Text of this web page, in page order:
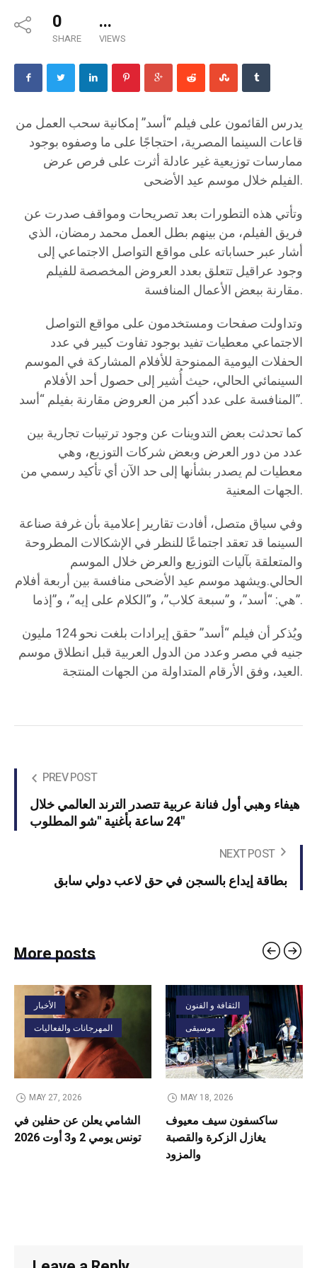
0
SHARE
...
VIEWS
يدرس القائمون على فيلم “أسد” إمكانية سحب العمل من
قاعات السينما المصرية، احتجاجًا على ما وصفوه بوجود
ممارسات توزيعية غير عادلة أثرت على فرص عرض
الفيلم خلال موسم عيد الأضحى.
وتأتي هذه التطورات بعد تصريحات ومواقف صدرت عن
فريق الفيلم، من بينهم بطل العمل محمد رمضان، الذي
أشار عبر حساباته على مواقع التواصل الاجتماعي إلى
وجود عراقيل تتعلق بعدد العروض المخصصة للفيلم
مقارنة ببعض الأعمال المنافسة.
وتداولت صفحات ومستخدمون على مواقع التواصل
الاجتماعي معطيات تفيد بوجود تفاوت كبير في عدد
الحفلات اليومية الممنوحة للأفلام المشاركة في الموسم
السينمائي الحالي، حيث أُشير إلى حصول أحد الأفلام
المنافسة على عدد أكبر من العروض مقارنة بفيلم “أسد”.
كما تحدثت بعض التدوينات عن وجود ترتيبات تجارية بين
عدد من دور العرض وبعض شركات التوزيع، وهي
معطيات لم يصدر بشأنها إلى حد الآن أي تأكيد رسمي من
الجهات المعنية.
وفي سياق متصل، أفادت تقارير إعلامية بأن غرفة صناعة
السينما قد تعقد اجتماعًا للنظر في الإشكالات المطروحة
والمتعلقة بآليات التوزيع والعرض خلال الموسم
الحالي.ويشهد موسم عيد الأضحى منافسة بين أربعة أفلام
هي: “أسد”، و”سبعة كلاب”، و”الكلام على إيه”، و”إذما”.
ويُذكر أن فيلم “أسد” حقق إيرادات بلغت نحو 124 مليون
جنيه في مصر وعدد من الدول العربية قبل انطلاق موسم
العيد، وفق الأرقام المتداولة من الجهات المنتجة.
PREV POST
هيفاء وهبي أول فنانة عربية تتصدر الترند العالمي خلال
24 ساعة بأغنية "شو المطلوب"
NEXT POST
بطاقة إيداع بالسجن في حق لاعب دولي سابق
More posts
الأخبار
المهرجانات والفعاليات
MAY 27, 2026
الشامي يعلن عن حفلين في
تونس يومي 2 و3 أوت 2026
الثقافة و الفنون
موسيقى
MAY 18, 2026
ساكسفون سيف معيوف
يغازل الزكرة والقصبة
والمزود